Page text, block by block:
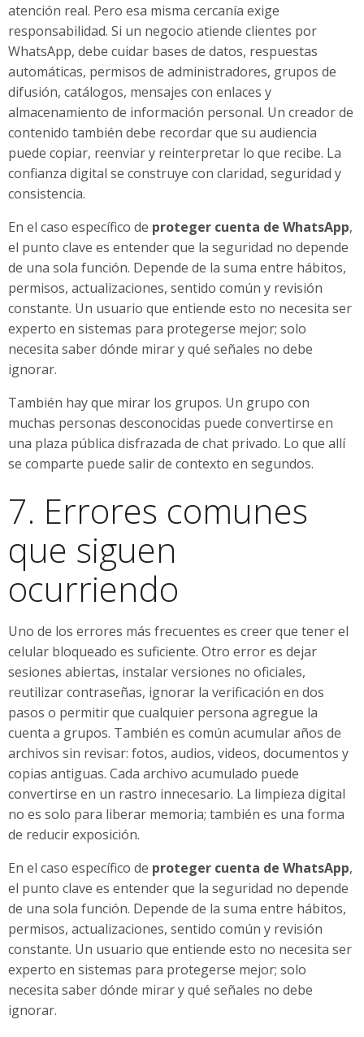
atención real. Pero esa misma cercanía exige
responsabilidad. Si un negocio atiende clientes por
WhatsApp, debe cuidar bases de datos, respuestas
automáticas, permisos de administradores, grupos de
difusión, catálogos, mensajes con enlaces y
almacenamiento de información personal. Un creador de
contenido también debe recordar que su audiencia
puede copiar, reenviar y reinterpretar lo que recibe. La
confianza digital se construye con claridad, seguridad y
consistencia.
En el caso específico de proteger cuenta de WhatsApp,
el punto clave es entender que la seguridad no depende
de una sola función. Depende de la suma entre hábitos,
permisos, actualizaciones, sentido común y revisión
constante. Un usuario que entiende esto no necesita ser
experto en sistemas para protegerse mejor; solo
necesita saber dónde mirar y qué señales no debe
ignorar.
También hay que mirar los grupos. Un grupo con
muchas personas desconocidas puede convertirse en
una plaza pública disfrazada de chat privado. Lo que allí
se comparte puede salir de contexto en segundos.
7. Errores comunes
que siguen
ocurriendo
Uno de los errores más frecuentes es creer que tener el
celular bloqueado es suficiente. Otro error es dejar
sesiones abiertas, instalar versiones no oficiales,
reutilizar contraseñas, ignorar la verificación en dos
pasos o permitir que cualquier persona agregue la
cuenta a grupos. También es común acumular años de
archivos sin revisar: fotos, audios, videos, documentos y
copias antiguas. Cada archivo acumulado puede
convertirse en un rastro innecesario. La limpieza digital
no es solo para liberar memoria; también es una forma
de reducir exposición.
En el caso específico de proteger cuenta de WhatsApp,
el punto clave es entender que la seguridad no depende
de una sola función. Depende de la suma entre hábitos,
permisos, actualizaciones, sentido común y revisión
constante. Un usuario que entiende esto no necesita ser
experto en sistemas para protegerse mejor; solo
necesita saber dónde mirar y qué señales no debe
ignorar.